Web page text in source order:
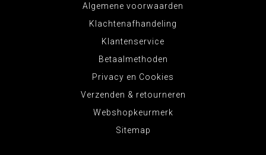
Algemene voorwaarden
Klachtenafhandeling
Klantenservice
Betaalmethoden
Privacy en Cookies
Verzenden & retourneren
Webshopkeurmerk
Sitemap